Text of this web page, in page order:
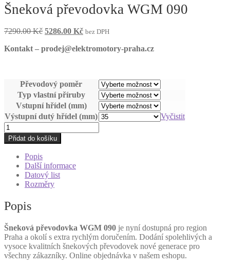
Šneková převodovka WGM 090
7290.00Kč Původní
byla:
5286.00 KčAktuální
je:
bez DPH
Kontakt – prodej@elektromotory-praha.cz
Převodový poměr
Typ vlastní příruby
Vstupní hřídel (mm)
Výstupní dutý hřídel (mm)
Vyčistit
Šneková
převodovka
WGM
množství
Přidat do košíku
Popis
Další informace
Datový list
Rozměry
Popis
Šneková převodovka WGM 090 je nyní dostupná pro region
Praha a okolí s extra rychlým doručením. Dodání spolehlivých a
vysoce kvalitních šnekových převodovek nové generace pro
všechny zákazníky. Online objednávka v našem eshopu.